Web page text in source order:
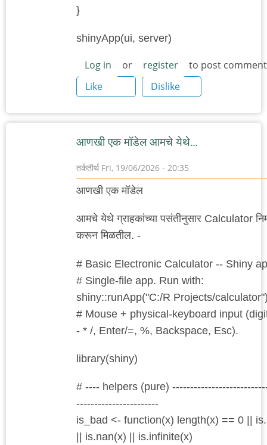
}
shinyApp(ui, server)
Log in or register
to post
Like
Dislike
आणखी एक मॉडेल आमचे येथे…
तर्कतीर्थFri, 19/06/2026 - 20:35
आणखी एक मॉडेल
आमचे येथे ग्राहकांच्या पसंतीनुसार Calculator
करून मिळतील. -
# Basic Electronic Calculator -- Shiny
# Single-file app. Run with:
shiny::runApp("C:/R Projects/
# Mouse + physical-keyboard input
- * /, Enter/=, %, Backspace, Esc).
library(shiny)
# ---- helpers (pure)
-----------------------
is_bad <- function(x) length(x) == 0 ||
|| is.nan(x) || is.infinite(x)